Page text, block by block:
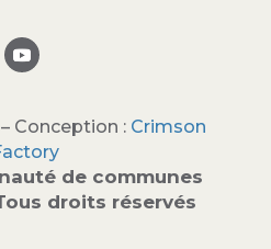
– Conception : Crimson
de communes
droits réservés